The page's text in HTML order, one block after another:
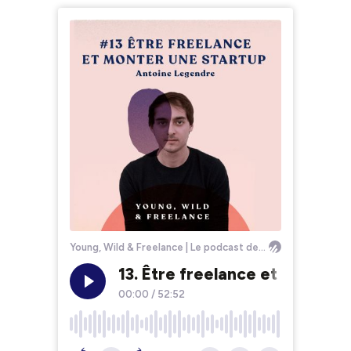
Young, Wild & Freelance | Le podcast des entrepreneurs indépendants
13. Être freelance et monter
00:00 / 52:52